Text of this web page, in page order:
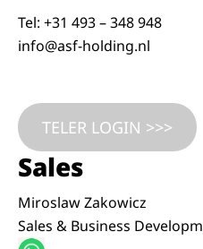
Tel: +31 493 – 348 948
info@asf-holding.nl
TELER LOGIN >>>
Sales
Miroslaw Zakowicz
Sales & Business